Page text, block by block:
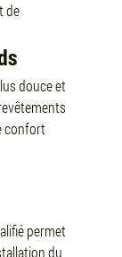
de
douce et
confort
permet
du